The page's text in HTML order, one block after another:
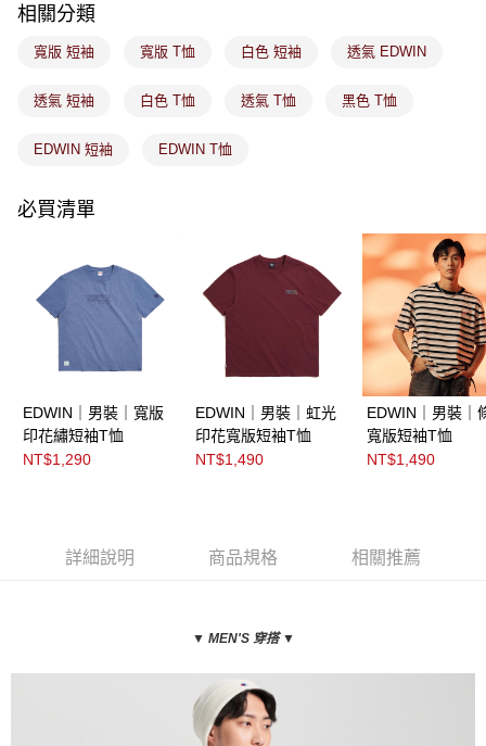
時審查核予不同之上限額度；若仍有額度不足之情形，本公司將視審查結果
５．嚴禁一人註冊多個帳號或使用他人資訊註冊。若發現惡意使用之情形，
付款後門市取貨
免運費
相關分類
寬版 短袖 寬版 T恤 白色 短袖 透氣 EDWIN
透氣 短袖 白色 T恤 透氣 T恤 黑色 T恤
EDWIN 短袖 EDWIN T恤
必買清單
EDWIN｜男裝｜寬版
印花繡短袖T恤
NT$1,290
EDWIN｜男裝｜虹光
印花寬版短袖T恤
NT$1,490
EDWIN｜男裝｜
寬版短袖T恤
NT$1,490
詳細說明 商品規格 相關推薦
▼ MEN'S 穿搭 ▼